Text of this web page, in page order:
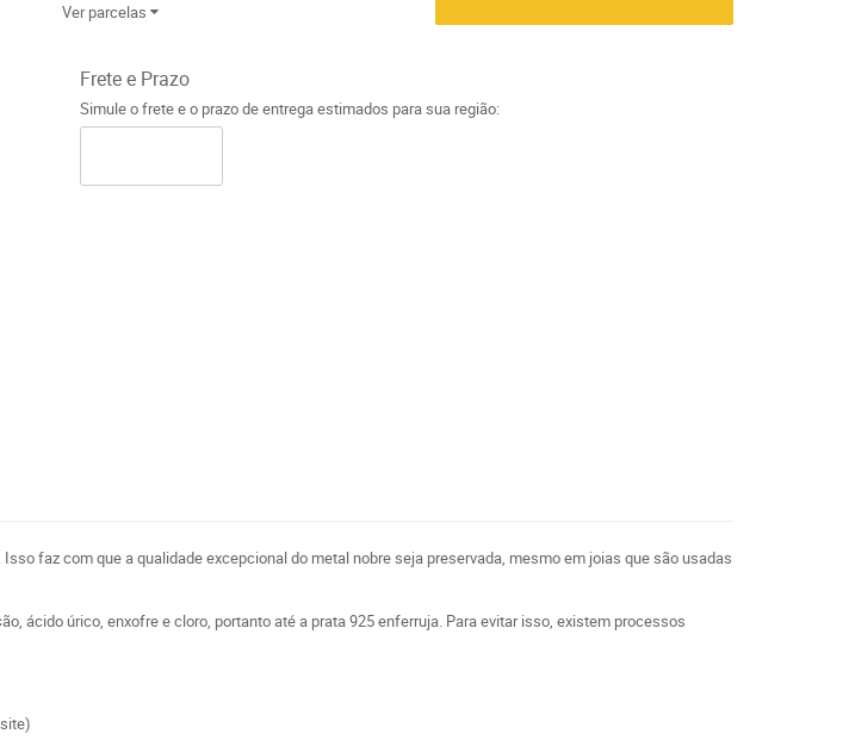
Ver parcelas
Frete e Prazo
Simule o frete e o prazo de entrega estimados para sua região:
faz com que a qualidade excepcional do metal nobre seja preservada, mesmo em joias que são usadas
ácido úrico, enxofre e cloro, portanto até a prata 925 enferruja. Para evitar isso, existem processos